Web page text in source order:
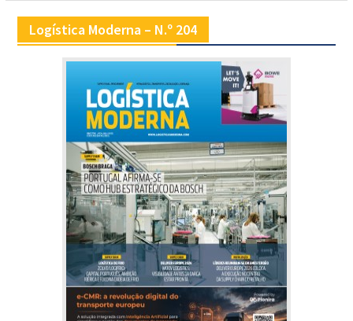
Logística Moderna – N.º 204